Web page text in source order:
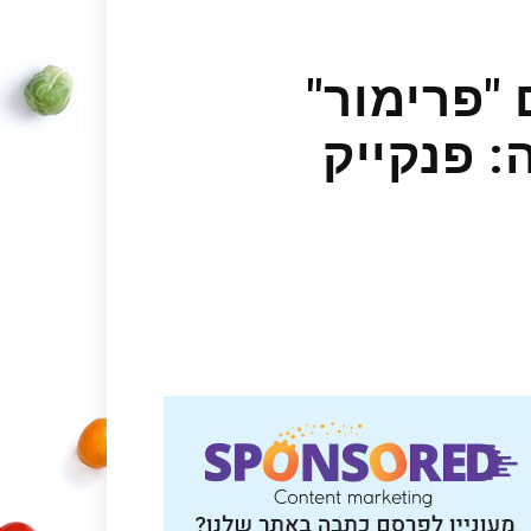
"פרימור"
פנקייק